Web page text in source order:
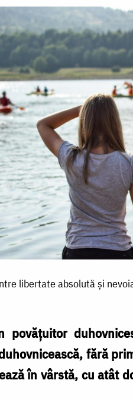
libertate absolută și
povăţuitor
fără
în vârstă, cu atât